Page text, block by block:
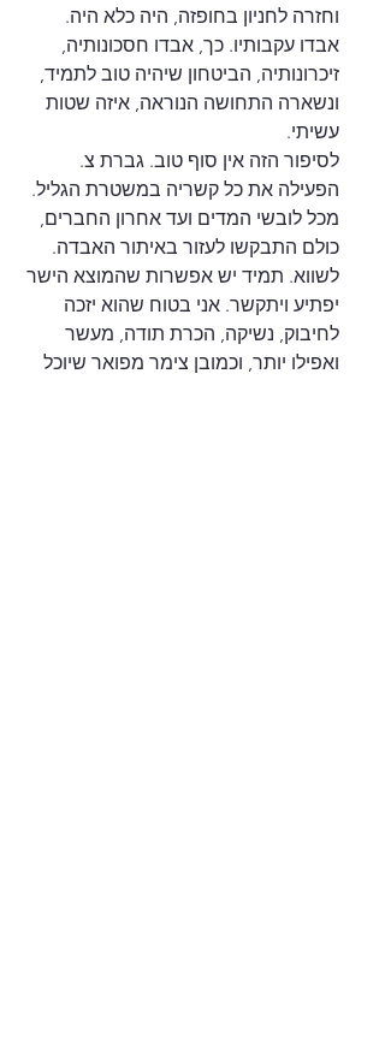
וחזרה לחניון בחופזה, היה כלא היה.
אבדו עקבותיו. כך, אבדו חסכונותיה,
זיכרונותיה, הביטחון שיהיה טוב לתמיד,
ונשארה התחושה הנוראה, איזה שטות
עשיתי.
לסיפור הזה אין סוף טוב. גברת צ.
הפעילה את כל קשריה במשטרת הגליל.
מכל לובשי המדים ועד אחרון החברים,
כולם התבקשו לעזור באיתור האבדה.
לשווא. תמיד יש אפשרות שהמוצא הישר
יפתיע ויתקשר. אני בטוח שהוא יזכה
לחיבוק, נשיקה, הכרת תודה, מעשר
ואפילו יותר, וכמובן צימר מפואר שיוכל